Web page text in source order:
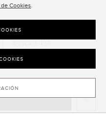
Cookies.